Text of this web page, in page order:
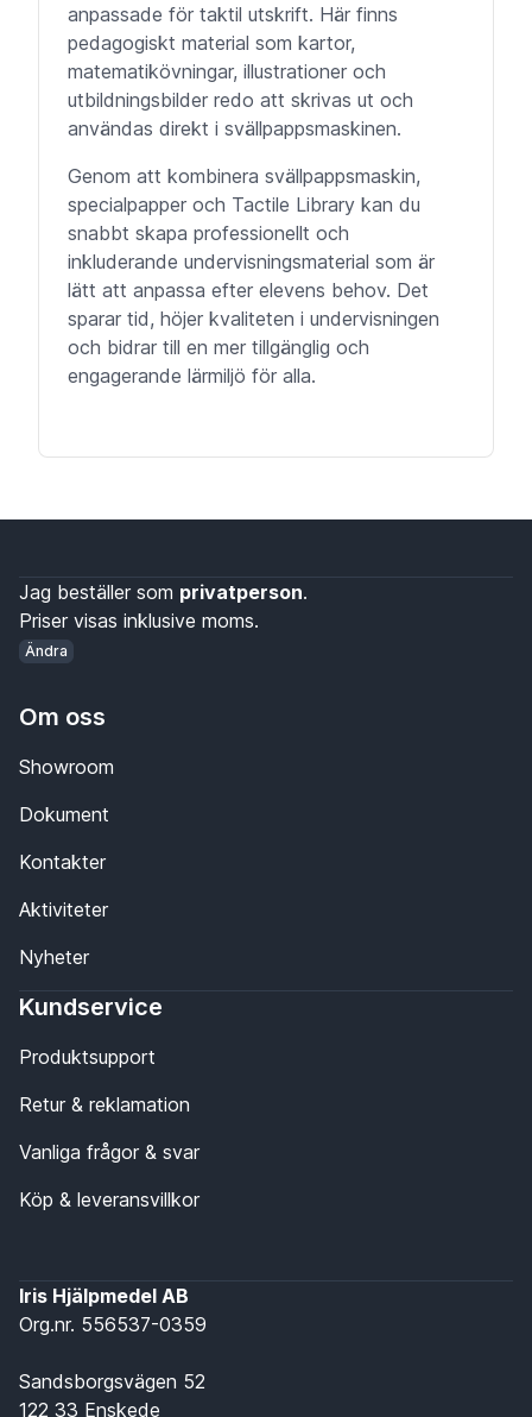
anpassade för taktil utskrift. Här finns
pedagogiskt material som kartor,
matematikövningar, illustrationer och
utbildningsbilder redo att skrivas ut och
användas direkt i svällpappsmaskinen.
Genom att kombinera svällpappsmaskin,
specialpapper och Tactile Library kan du
snabbt skapa professionellt och
inkluderande undervisningsmaterial som är
lätt att anpassa efter elevens behov. Det
sparar tid, höjer kvaliteten i undervisningen
och bidrar till en mer tillgänglig och
engagerande lärmiljö för alla.
Jag beställer som privatperson.
Priser visas inklusive moms.
Ändra
Om oss
Showroom
Dokument
Kontakter
Aktiviteter
Nyheter
Kundservice
Produktsupport
Retur & reklamation
Vanliga frågor & svar
Köp & leveransvillkor
Iris Hjälpmedel AB
Org.nr. 556537-0359
Sandsborgsvägen 52
122 33 Enskede